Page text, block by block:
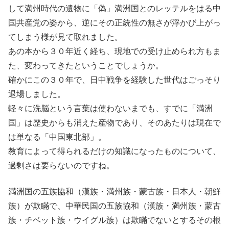
して満州時代の遺物に「偽」満洲国とのレッテルをはる中
国共産党の姿から、逆にその正統性の無さが浮かび上がっ
てしまう様が見て取れました。
あの本から３０年近く経ち、現地での受け止められ方もま
た、変わってきたということでしょうか。
確かにこの３０年で、日中戦争を経験した世代はごっそり
退場しました。
軽々に洗脳という言葉は使わないまでも、すでに「満洲
国」は歴史からも消えた産物であり、そのあたりは現在で
は単なる「中国東北部」。
教育によって得られるだけの知識になったものについて、
過剰さは要らないのですね。
満洲国の五族協和（漢族・満州族・蒙古族・日本人・朝鮮
族）が欺瞞で、中華民国の五族協和（漢族・満州族・蒙古
族・チベット族・ウイグル族）は欺瞞でないとするその根